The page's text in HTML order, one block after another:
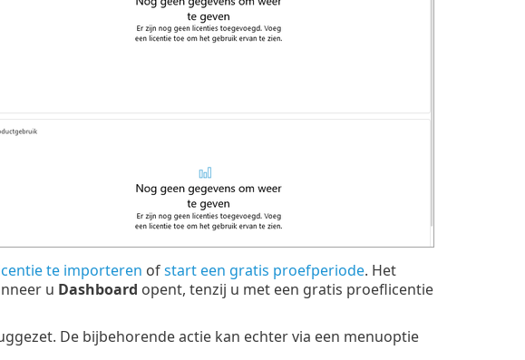
te importeren ofstart een gratis proefperiode. Het
u Dashboard opent, tenzij u met een gratis proeflicentie
De bijbehorende actie kan echter via een menuoptie